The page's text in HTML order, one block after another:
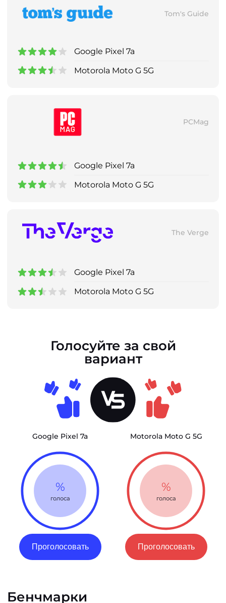
Tom's Guide
Google Pixel 7a
Motorola Moto G 5G
PCMag
Google Pixel 7a
Motorola Moto G 5G
The Verge
Google Pixel 7a
Motorola Moto G 5G
Голосуйте за свой
вариант
Google Pixel 7a
%
голоса
Проголосовать
Motorola Moto G 5G
%
голоса
Проголосовать
Бенчмарки